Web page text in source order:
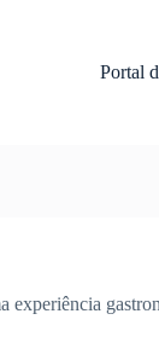
Portal